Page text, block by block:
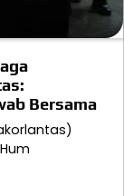
Bersama